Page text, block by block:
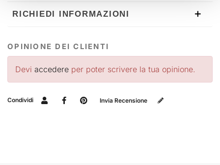
RICHIEDI INFORMAZIONI
OPINIONE DEI CLIENTI
Devi accedere per poter scrivere la tua opinione.
Condividi Invia Recensione